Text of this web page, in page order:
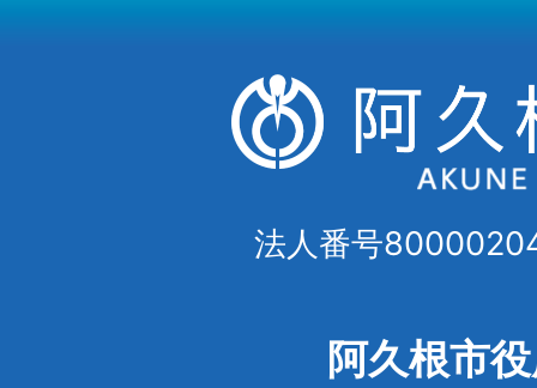
法人番号
阿久根市